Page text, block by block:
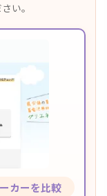
い。
カーを比較